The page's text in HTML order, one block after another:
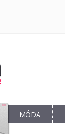
MÓDA